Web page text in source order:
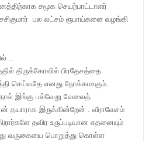
சமூக செயற்பாட்டாளர்
பல லட்சம் ரூபாய்களை வழங்கி
..
திருக்கோவில் பிரதேசத்தை
செய்வதே எனது நோக்கமாகும்.
இங்கு பல்வேறு வேலைத்
தயாராக இருக்கின்றேன் . வீராவேசம்
தவிர உருப்படியான எதனையும்
வருகையை பொறுத்து கொள்ள